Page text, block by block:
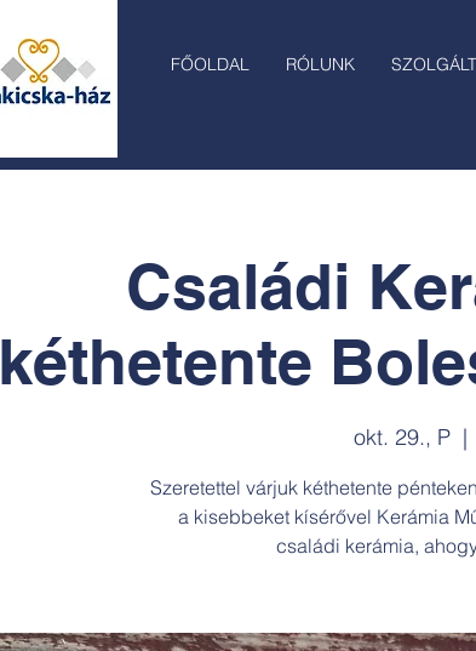
FŐOLDAL RÓLUNK
Családi
kéthetente
okt. 29., P
  |
Szeretettel várjuk kéthetente
a kisebbeket kísérővel Kerámia
családi kerámia,